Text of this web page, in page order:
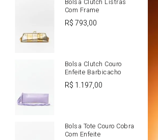
Bolsa Clutch Listras
Com Frame
R$793,00
Bolsa Clutch Couro
Enfeite Barbicacho
R$ 1.197,00
Bolsa Tote Couro Cobra
Com Enfeite